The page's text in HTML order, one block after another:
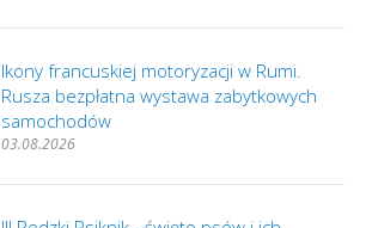
Ikony francuskiej motoryzacji w Rumi.
Rusza bezpłatna wystawa zabytkowych
samochodów
03.08.2026